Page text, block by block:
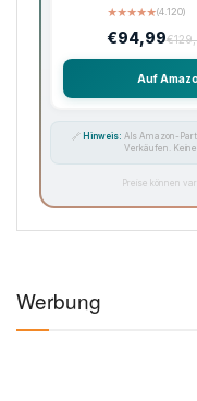
★★★★★(4.120)
€94,99
Auf
🔗 Hinweis: Als Amazon-
Verkäufen.
Preise können
Werbung